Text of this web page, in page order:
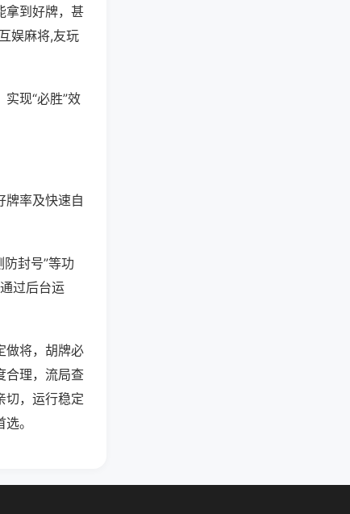
拿到好牌，甚
娱麻将,友玩
现“必胜”效
牌率及快速自
封号”等功
过后台运
做将，胡牌必
合理，流局查
切，运行稳定
。